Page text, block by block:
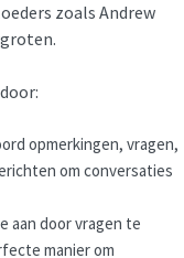
zoals Andrew
opmerkingen, vragen,
om conversaties
aan door vragen te
manier om